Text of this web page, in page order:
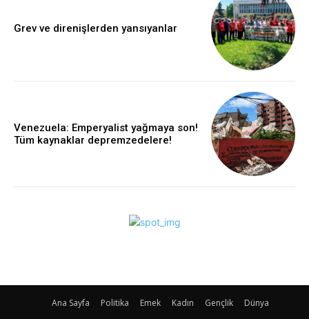
Grev ve direnişlerden yansıyanlar
Venezuela: Emperyalist yağmaya son!
Tüm kaynaklar depremzedelere!
Ana Sayfa Politika Emek Kadın Gençlik Dünya